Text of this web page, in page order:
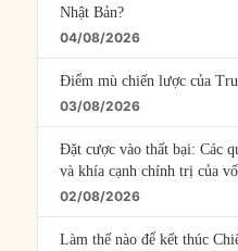
Nhật Bản?
04/08/2026
Điểm mù chiến lược của
03/08/2026
Đặt cược vào thất bại: Các
và khía cạnh chính trị của
02/08/2026
Làm thế nào để kết thúc